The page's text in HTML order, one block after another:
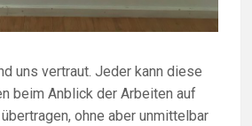
uns vertraut. Jeder kann diese
beim Anblick der Arbeiten auf
ohne aber unmittelbar